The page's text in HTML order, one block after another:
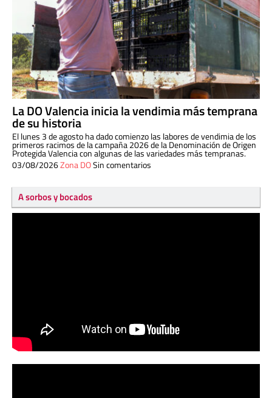
La DO Valencia inicia la vendimia más temprana
de su historia
El lunes 3 de agosto ha dado comienzo las labores de vendimia de los
primeros racimos de la campaña 2026 de la Denominación de Origen
Protegida Valencia con algunas de las variedades más tempranas.
03/08/2026Zona DOSin comentarios
A sorbos y bocados